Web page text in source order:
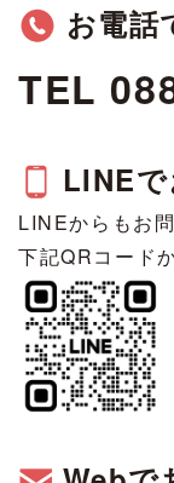
お電話
TEL
LINE
LINEからもお
下記QRコード